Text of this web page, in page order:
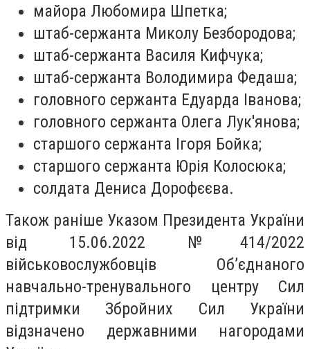
майора Любомира Шпетка;
штаб-сержанта Миколу Безбородова;
штаб-сержанта Василя Кифчука;
штаб-сержанта Володимира Федаша;
головного сержанта Едуарда Іванова;
головного сержанта Олега Лук'янова;
старшого сержанта Ігоря Бойка;
старшого сержанта Юрія Колосюка;
солдата Дениса Дорофєєва.
Також раніше Указом Президента України
від 15.06.2022 №414/2022
військовослужбовців Об’єднаного
навчально-тренувального центру Сил
підтримки Збройних Сил України
відзначено державними нагородами